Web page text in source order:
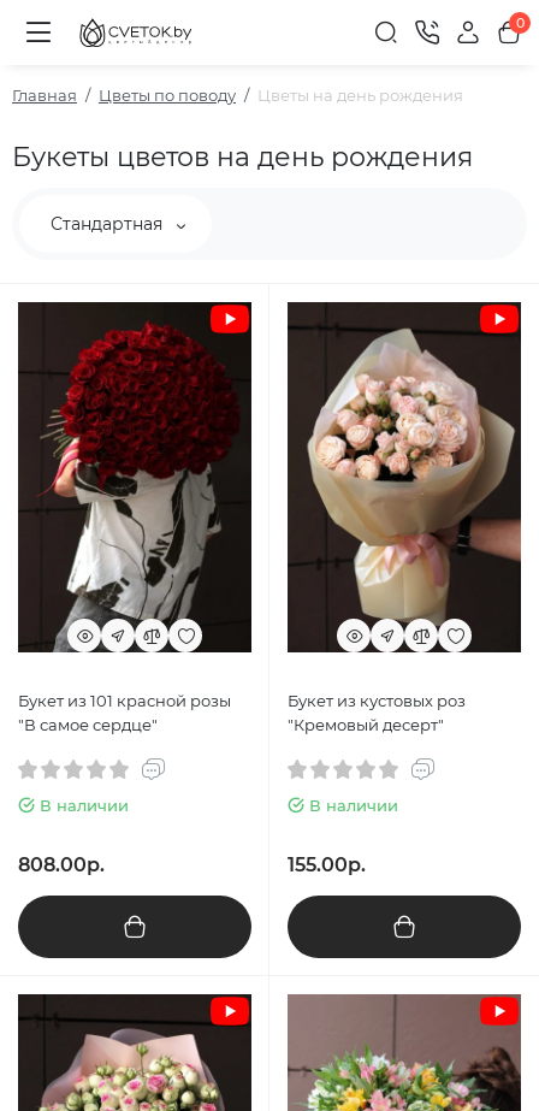
0
Главная Цветы по поводу Цветы на день рождения
Букеты цветов на день рождения
Стандартная
Букет из 101 красной розы
"В самое сердце"
В наличии
808.00р.
Букет из кустовых роз
"Кремовый десерт"
В наличии
155.00р.